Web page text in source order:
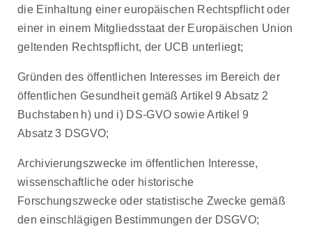
die Einhaltung einer europäischen Rechtspflicht oder
einer in einem Mitgliedsstaat der Europäischen Union
geltenden Rechtspflicht, der UCB unterliegt;
Gründen des öffentlichen Interesses im Bereich der
öffentlichen Gesundheit gemäß Artikel 9 Absatz 2
Buchstaben h) und i) DS-GVO sowie Artikel 9
Absatz 3 DSGVO;
Archivierungszwecke im öffentlichen Interesse,
wissenschaftliche oder historische
Forschungszwecke oder statistische Zwecke gemäß
den einschlägigen Bestimmungen der DSGVO;